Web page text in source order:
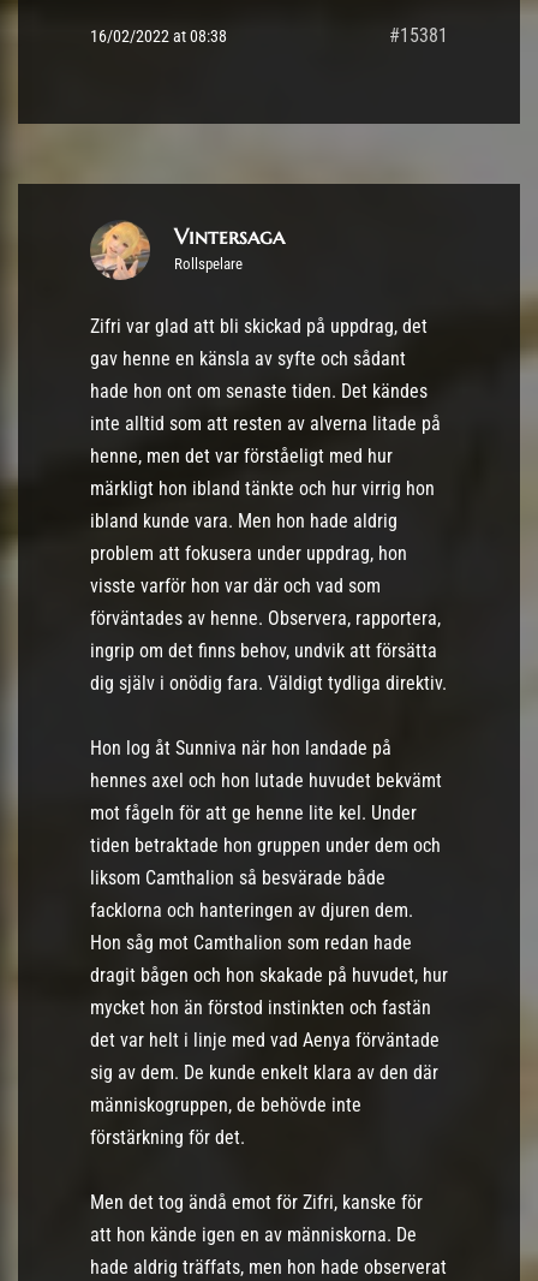
16/02/2022 at 08:38 #15381
Vintersaga
Rollspelare
Zifri var glad att bli skickad på uppdrag, det
gav henne en känsla av syfte och sådant
hade hon ont om senaste tiden. Det kändes
inte alltid som att resten av alverna litade på
henne, men det var förståeligt med hur
märkligt hon ibland tänkte och hur virrig hon
ibland kunde vara. Men hon hade aldrig
problem att fokusera under uppdrag, hon
visste varför hon var där och vad som
förväntades av henne. Observera, rapportera,
ingrip om det finns behov, undvik att försätta
dig själv i onödig fara. Väldigt tydliga direktiv.
Hon log åt Sunniva när hon landade på
hennes axel och hon lutade huvudet bekvämt
mot fågeln för att ge henne lite kel. Under
tiden betraktade hon gruppen under dem och
liksom Camthalion så besvärade både
facklorna och hanteringen av djuren dem.
Hon såg mot Camthalion som redan hade
dragit bågen och hon skakade på huvudet, hur
mycket hon än förstod instinkten och fastän
det var helt i linje med vad Aenya förväntade
sig av dem. De kunde enkelt klara av den där
människogruppen, de behövde inte
förstärkning för det.
Men det tog ändå emot för Zifri, kanske för
att hon kände igen en av människorna. De
hade aldrig träffats, men hon hade observerat